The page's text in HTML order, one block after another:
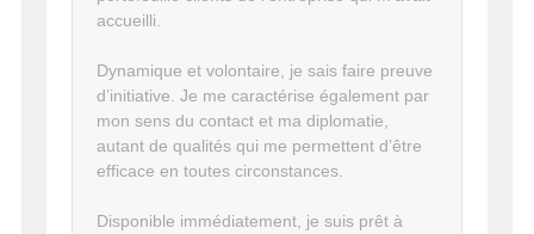
accueilli.
Dynamique et volontaire, je sais faire preuve
d’initiative. Je me caractérise également par
mon sens du contact et ma diplomatie,
autant de qualités qui me permettent d’être
efficace en toutes circonstances.
Disponible immédiatement, je suis prêt à